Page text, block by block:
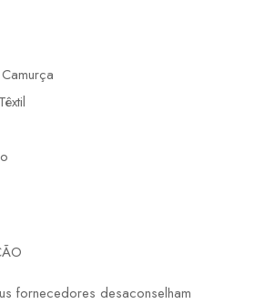
fornecedores desaconselham